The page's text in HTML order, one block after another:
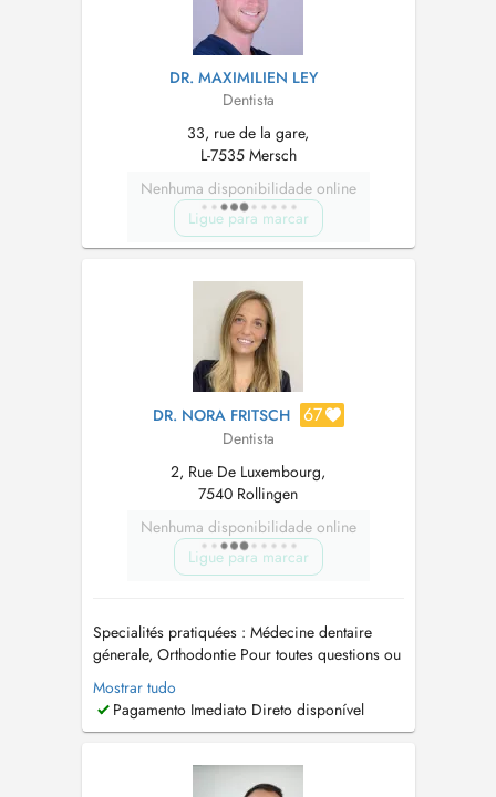
DR. MAXIMILIEN LEY
Dentista
33, rue de la gare,
L-7535 Mersch
Nenhuma disponibilidade online
Ligue para marcar
DR. NORA FRITSCH 67
Dentista
2, Rue De Luxembourg,
7540 Rollingen
Nenhuma disponibilidade online
Ligue para marcar
Specialités pratiquées : Médecine dentaire
génerale, Orthodontie Pour toutes questions ou
urgences merci de contacter directement le
cabinet par téléphone au 328371 ou par mail
secretariat@drfritsch.lu...
Mostrar tudo
Pagamento Imediato Direto disponível